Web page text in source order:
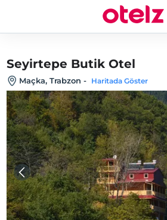
Seyirtepe Butik Otel
Maçka, Trabzon - Haritada Göster